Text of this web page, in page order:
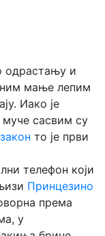
одрастању и
мање лепим
Иако је
муче сасвим су
то је први
телефон који
Принцезино
према
у